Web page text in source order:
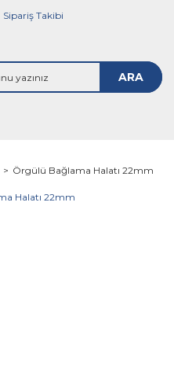
Sipariş Takibi
ARA
Örgülü Bağlama Halatı 22mm